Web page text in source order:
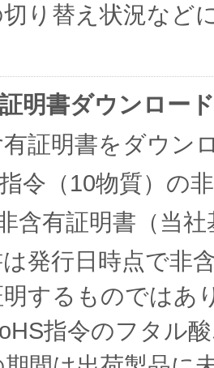
り替え状況など
明書ダウンロード
証明書をダウン
令（10物質）の
含有証明書（当社
発行日時点で非
明するものでは
指令のフタル